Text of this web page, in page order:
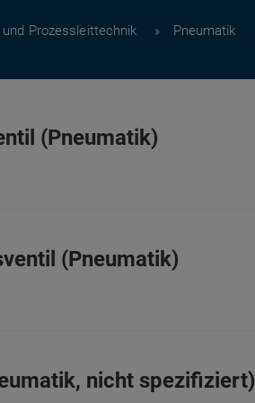
Prozessleittechnik Pneumatik
(Pneumatik)
(Pneumatik)
nicht spezifiziert)